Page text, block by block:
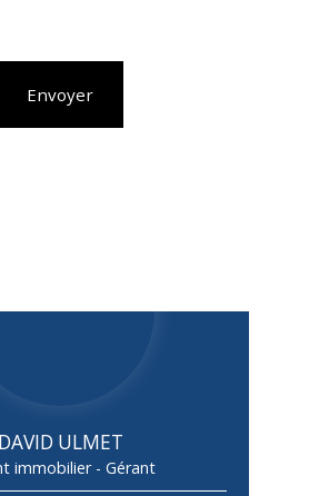
Envoyer
DAVID ULMET
immobilier - Gérant